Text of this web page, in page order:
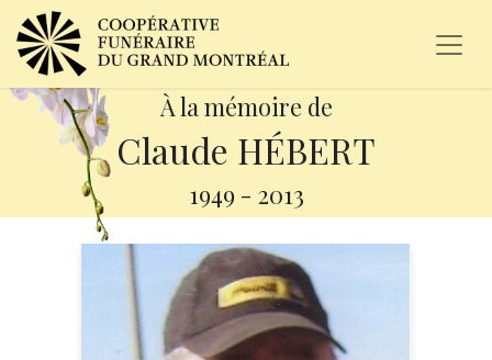
À la mémoire de
Claude HÉBERT
1949 - 2013